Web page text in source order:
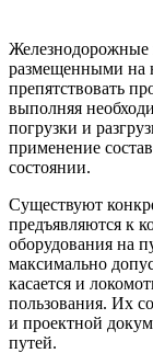
Железнодорожные
размещенными на
препятствовать
выполняя
погрузки и
применение
состоянии.
Существуют
предъявляются к
оборудования на
максимально
касается и
пользования. Их
и проектной
путей.